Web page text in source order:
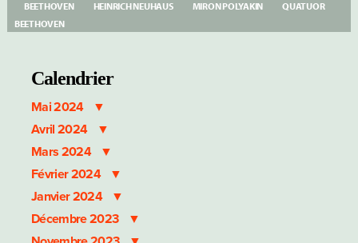
BEETHOVEN HEINRICH NEUHAUS MIRON POLYAKIN
QUATUOR
BEETHOVEN
Calendrier
Mai 2024
Avril 2024
Mars 2024
Février 2024
Janvier 2024
Décembre 2023